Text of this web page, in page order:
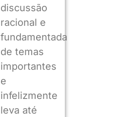
discussão
racional e
fundamentada
de temas
importantes
e
infelizmente
leva até